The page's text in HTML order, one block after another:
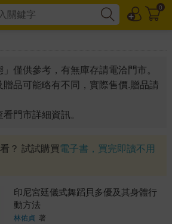
0
僅供參考，有無庫存請電洽門市。
品可能略有不同，實際售價.贈品請
門市詳細資訊。
？ 試試購買電子書，買完即讀不用
印尼宮廷儀式舞蹈貝多優及其身體行
動方法
林佑貞 著